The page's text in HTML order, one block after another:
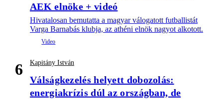
AEK elnöke + videó
Hivatalosan bemutatta a magyar válogatott futballistát
Varga Barnabás klubja, az athéni elnök nagyot alkotott.
6 Kapitány István
Válságkezelés helyett dobozolás:
energiakrízis dúl az országban, de